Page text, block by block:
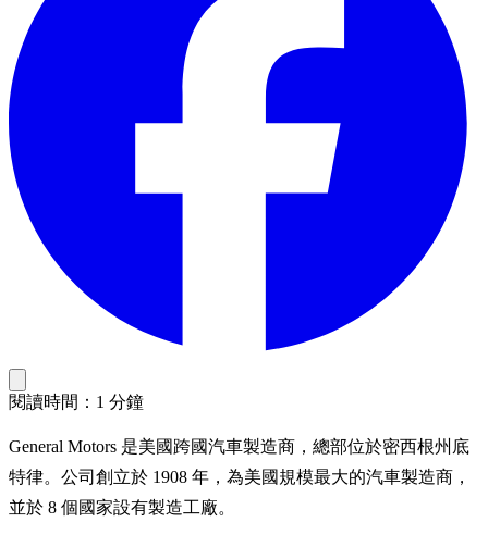
閱讀時間：1 分鐘
General Motors 是美國跨國汽車製造商，總部位於密西根州底
特律。公司創立於 1908 年，為美國規模最大的汽車製造商，
並於 8 個國家設有製造工廠。